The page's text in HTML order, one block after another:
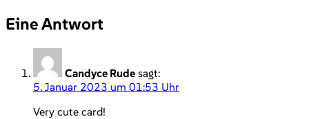
Eine Antwort
Candyce Rude sagt:
5. Januar 2023 um 01:53 Uhr
Very cute card!